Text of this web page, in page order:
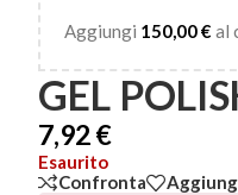
Aggiungi 150,00€ al
GEL
7,92 €
Esaurito
Confronta